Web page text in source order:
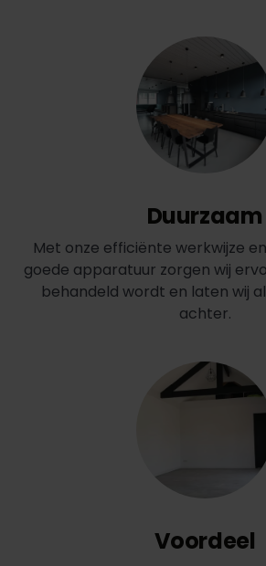
Duurzaam
Met onze efficiënte werkwijze
goede apparatuur zorgen wij
behandeld wordt en laten wij
achter.
Voordeel